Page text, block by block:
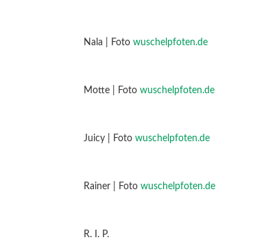
Nala | Foto wuschelpfoten.de
Motte | Foto wuschelpfoten.de
Juicy | Foto wuschelpfoten.de
Rainer | Foto wuschelpfoten.de
R. I. P.